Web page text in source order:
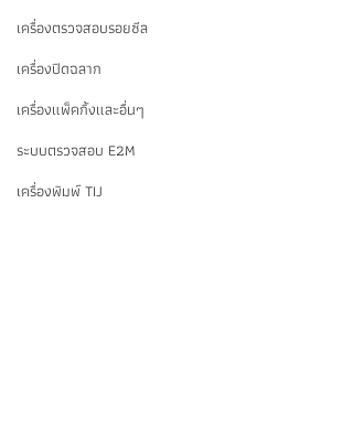
เครื่องตรวจสอบรอยซีล
เครื่องปิดฉลาก
เครื่องแพ็คกิ้งและอื่นๆ
ระบบตรวจสอบ E2M
เครื่องพิมพ์ TIJ